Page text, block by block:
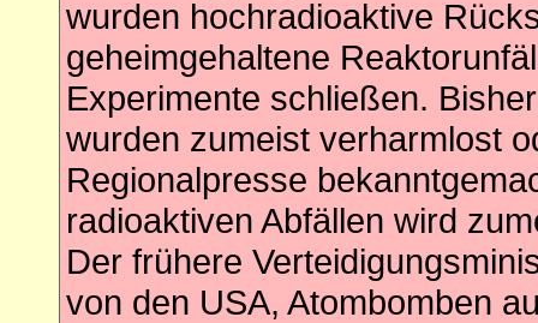
wurden hochradioaktive
geheimgehaltene
Experimente schließen.
wurden zumeist verharmlost
Regionalpresse
radioaktiven Abfällen wird
Der frühere
von den USA, Atombomben